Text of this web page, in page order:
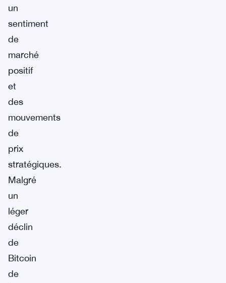
un
sentiment
de
marché
positif
et
des
mouvements
de
prix
stratégiques.
Malgré
un
léger
déclin
de
Bitcoin
de